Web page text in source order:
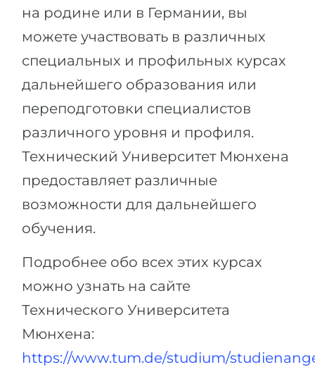
на родине или в Германии, вы
можете участвовать в различных
специальных и профильных курсах
дальнейшего образования или
переподготовки специалистов
различного уровня и профиля.
Технический Университет Мюнхена
предоставляет различные
возможности для дальнейшего
обучения.
Подробнее обо всех этих курсах
можно узнать на сайте
Технического Университета
Мюнхена:
https://www.tum.de/studium/